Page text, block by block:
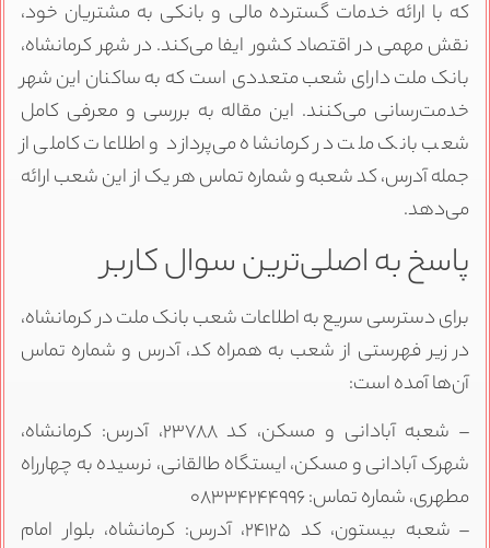
که با ارائه خدمات گسترده مالی و بانکی به مشتریان خود،
نقش مهمی در اقتصاد کشور ایفا می‌کند. در شهر کرمانشاه،
بانک ملت دارای شعب متعددی است که به ساکنان این شهر
خدمت‌رسانی می‌کنند. این مقاله به بررسی و معرفی کامل
شعب بانک ملت در کرمانشاه می‌پردازد و اطلاعات کاملی از
جمله آدرس، کد شعبه و شماره تماس هر یک از این شعب ارائه
می‌دهد.
پاسخ به اصلی‌ترین سوال کاربر
برای دسترسی سریع به اطلاعات شعب بانک ملت در کرمانشاه،
در زیر فهرستی از شعب به همراه کد، آدرس و شماره تماس
آن‌ها آمده است:
– شعبه آبادانی و مسکن، کد ۲۳۷۸۸، آدرس: کرمانشاه،
شهرک آبادانی و مسکن، ایستگاه طالقانی، نرسیده به چهارراه
مطهری، شماره تماس: ۰۸۳۳۴۲۴۴۹۹۶
– شعبه بیستون، کد ۲۴۱۲۵، آدرس: کرمانشاه، بلوار امام